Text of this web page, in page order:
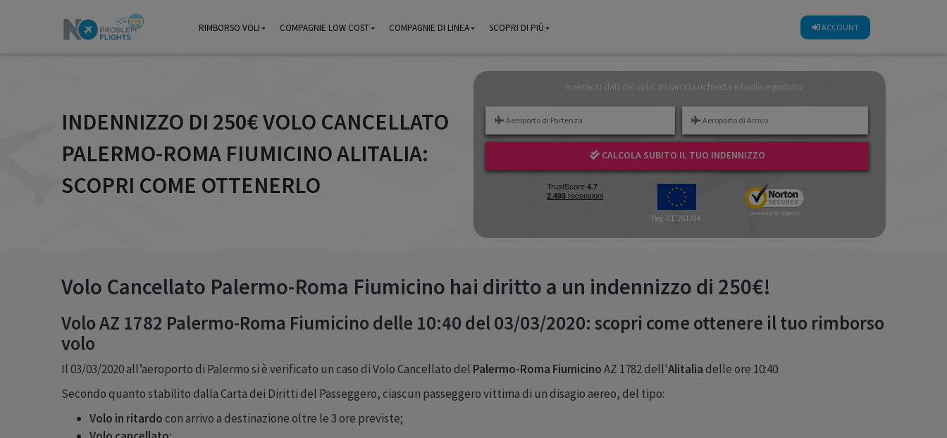
RIMBORSO VOLI COMPAGNIE LOW COST COMPAGNIE DI LINEA SCOPRI DI PIÙ ACCOUNT
RIMBORSO VOLI COMPAGNIE LOW COST COMPAGNIE DI LINEA SCOPRI DI PIÙ CALCOLA SUBITO IL TUO INDENNIZZO
INDENNIZZO DI 250€ VOLO CANCELLATO
PALERMO-ROMA FIUMICINO ALITALIA:
SCOPRI COME OTTENERLO
Inserisci i dati del volo: inviarci la richiesta è facile e gratuito
CALCOLA SUBITO IL TUO INDENNIZZO
Reg. CE 261/04
Volo Cancellato Palermo-Roma Fiumicino hai diritto a un indennizzo di 250€!
Volo AZ 1782 Palermo-Roma Fiumicino delle 10:40 del 03/03/2020: scopri come ottenere il tuo rimborso
volo
Il 03/03/2020 all’aeroporto di Palermo si è verificato un caso di Volo Cancellato del Palermo-Roma FiumicinoAZ 1782 dell'Alitaliadelle ore 10:40.
Secondo quanto stabilito dalla Carta dei Diritti del Passeggero, ciascun passeggero vittima di un disagio aereo, del tipo:
Volo in ritardocon arrivo a destinazione oltre le 3 ore previste;